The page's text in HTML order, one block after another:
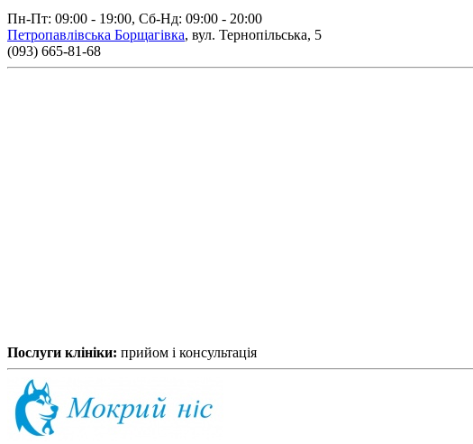
Пн-Пт: 09:00 - 19:00, Сб-Нд: 09:00 - 20:00
Петропавлівська Борщагівка, вул. Тернопільська, 5
(093) 665-81-68
Послуги клініки: прийом і консультація